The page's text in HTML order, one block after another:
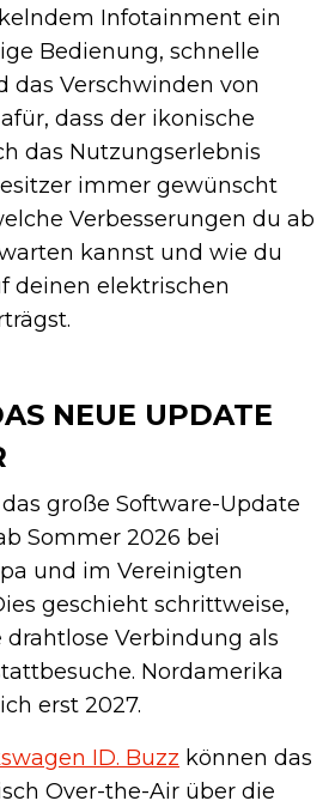
Infotainment ein
Bedienung, schnelle
das Verschwinden von
dass der ikonische
das Nutzungserlebnis
immer gewünscht
Verbesserungen du ab
kannst und wie du
deinen elektrischen
NEUE UPDATE
große Software-Update
Sommer 2026 bei
und im Vereinigten
geschieht schrittweise,
Verbindung als
Nordamerika
erst 2027.
ID. Buzz können das
Over-the-Air über die